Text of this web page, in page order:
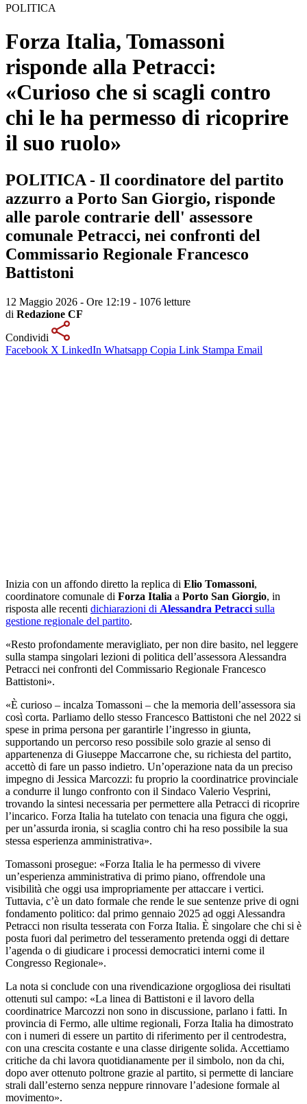
POLITICA
Forza Italia, Tomassoni
risponde alla Petracci:
«Curioso che si scagli contro
chi le ha permesso di ricoprire
il suo ruolo»
POLITICA - Il coordinatore del partito
azzurro a Porto San Giorgio, risponde
alle parole contrarie dell' assessore
comunale Petracci, nei confronti del
Commissario Regionale Francesco
Battistoni
12 Maggio 2026 - Ore 12:19 - 1076 letture
di Redazione CF
Condividi
Facebook X LinkedIn Whatsapp Copia Link Stampa Email
Inizia con un affondo diretto la replica di Elio Tomassoni,
coordinatore comunale di Forza Italia a Porto San Giorgio, in
risposta alle recenti dichiarazioni di Alessandra Petracci sulla
gestione regionale del partito.
«Resto profondamente meravigliato, per non dire basito, nel leggere
sulla stampa singolari lezioni di politica dell’assessora Alessandra
Petracci nei confronti del Commissario Regionale Francesco
Battistoni».
«È curioso – incalza Tomassoni – che la memoria dell’assessora sia
così corta. Parliamo dello stesso Francesco Battistoni che nel 2022 si
spese in prima persona per garantirle l’ingresso in giunta,
supportando un percorso reso possibile solo grazie al senso di
appartenenza di Giuseppe Maccarrone che, su richiesta del partito,
accettò di fare un passo indietro. Un’operazione nata da un preciso
impegno di Jessica Marcozzi: fu proprio la coordinatrice provinciale
a condurre il lungo confronto con il Sindaco Valerio Vesprini,
trovando la sintesi necessaria per permettere alla Petracci di ricoprire
l’incarico. Forza Italia ha tutelato con tenacia una figura che oggi,
per un’assurda ironia, si scaglia contro chi ha reso possibile la sua
stessa esperienza amministrativa».
Tomassoni prosegue: «Forza Italia le ha permesso di vivere
un’esperienza amministrativa di primo piano, offrendole una
visibilità che oggi usa impropriamente per attaccare i vertici.
Tuttavia, c’è un dato formale che rende le sue sentenze prive di ogni
fondamento politico: dal primo gennaio 2025 ad oggi Alessandra
Petracci non risulta tesserata con Forza Italia. È singolare che chi si è
posta fuori dal perimetro del tesseramento pretenda oggi di dettare
l’agenda o di giudicare i processi democratici interni come il
Congresso Regionale».
La nota si conclude con una rivendicazione orgogliosa dei risultati
ottenuti sul campo: «La linea di Battistoni e il lavoro della
coordinatrice Marcozzi non sono in discussione, parlano i fatti. In
provincia di Fermo, alle ultime regionali, Forza Italia ha dimostrato
con i numeri di essere un partito di riferimento per il centrodestra,
con una crescita costante e una classe dirigente solida. Accettiamo
critiche da chi lavora quotidianamente per il simbolo, non da chi,
dopo aver ottenuto poltrone grazie al partito, si permette di lanciare
strali dall’esterno senza neppure rinnovare l’adesione formale al
movimento».